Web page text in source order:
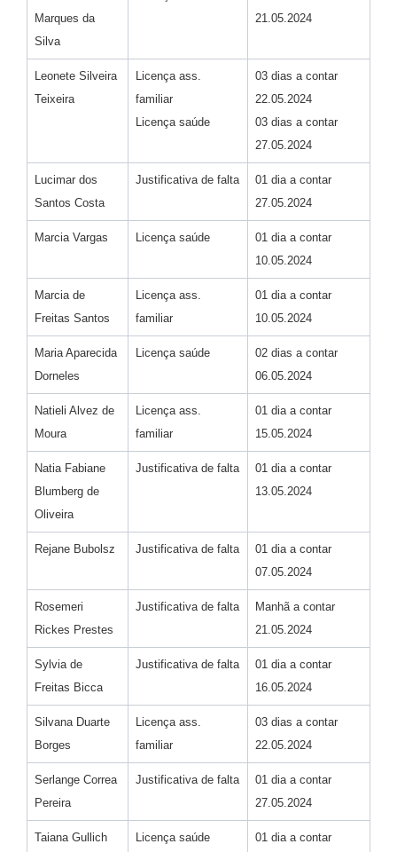
Marques da
Silva
21.05.2024
Leonete Silveira
Teixeira
Licença ass.
familiar
Licença saúde
03 dias a contar
22.05.2024
03 dias a contar
27.05.2024
Lucimar dos
Santos Costa
Justificativa de falta
01 dia a contar
27.05.2024
Marcia Vargas Licença saúde
01 dia a contar
10.05.2024
Marcia de
Freitas Santos
Licença ass.
familiar
01 dia a contar
10.05.2024
Maria Aparecida
Dorneles
Licença saúde
02 dias a contar
06.05.2024
Natieli Alvez de
Moura
Licença ass.
familiar
01 dia a contar
15.05.2024
Natia Fabiane
Blumberg de
Oliveira
Justificativa de falta
01 dia a contar
13.05.2024
Rejane Bubolsz Justificativa de falta
01 dia a contar
07.05.2024
Rosemeri
Rickes Prestes
Justificativa de falta
Manhã a contar
21.05.2024
Sylvia de
Freitas Bicca
Justificativa de falta
01 dia a contar
16.05.2024
Silvana Duarte
Borges
Licença ass.
familiar
03 dias a contar
22.05.2024
Serlange Correa
Pereira
Justificativa de falta
01 dia a contar
27.05.2024
Taiana Gullich
Licença saúde
01 dia a contar